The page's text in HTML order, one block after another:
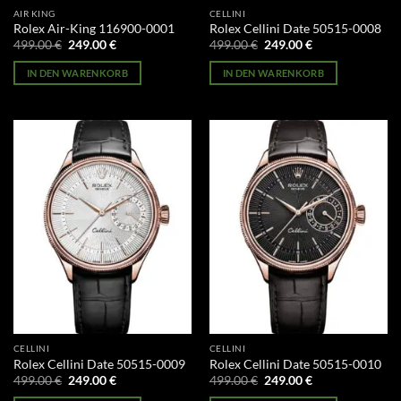
AIR KING
Rolex Air-King 116900-0001
499.00€ Ursprünglicher
war:
499.00 €
249.00€Aktueller
ist:
249.00 €.
IN DEN WARENKORB
CELLINI
Rolex Cellini Date 50515-0008
499.00€ Ursprünglicher
war:
499.00 €
249.00€Aktueller
ist:
249.00 €.
IN DEN WARENKORB
CELLINI
Rolex Cellini Date 50515-0009
499.00€ Ursprünglicher
249.00€Aktueller
CELLINI
Rolex Cellini Date 50515-0010
499.00€ Ursprünglicher
249.00€Aktueller